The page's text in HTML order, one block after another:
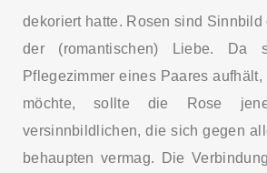
dekoriert hatte. Rosen sind Sinnbild
der (romantischen) Liebe. Da
Pflegezimmer eines Paares
möchte, sollte die Rose
versinnbildlichen, die sich gegen
behaupten vermag. Die